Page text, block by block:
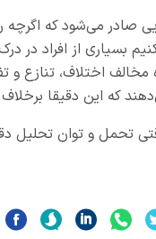
صادر می‌شود که
بسیاری از افراد در
مخالف اختلاف، تنازع
که این دقیقا
تحمل و توان تحلیل